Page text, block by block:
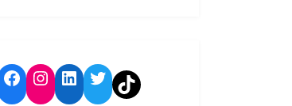
Facebook
Instagram
LinkedIn
Twitter
TikTok